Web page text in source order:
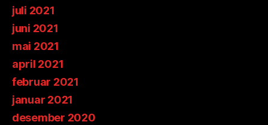
juli 2021
juni 2021
mai 2021
april 2021
februar 2021
januar 2021
desember 2020